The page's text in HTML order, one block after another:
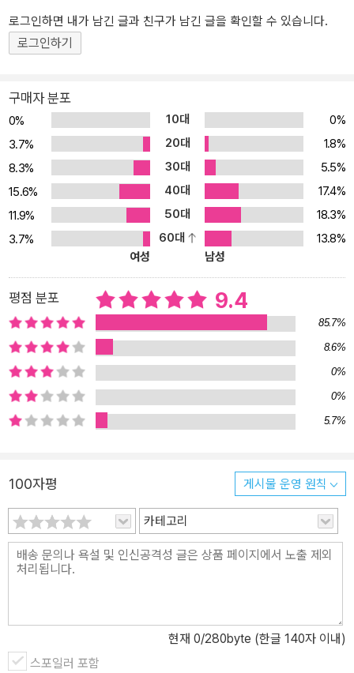
자 해설 동양철학의 대가 최진석은 그동안 《도덕경》 《반야심경》 등
을 고유한 통찰을 바탕으로 해석하여, 많은 사람들에게 고유명사로서
의 자세 등을 설파했다. 그가 드디어 자신의 전공 분야인 《장자》에 대
한 깊은 이해를 바탕으로 독자들에게 장자 사상의 정수를 알기 쉽게
설명한다. 철기가 산업에 투입되면서 신과 하늘에 의존하던 세상은
완전히 뒤바뀌게 되었다. 인간이 중요해지고, 인간의 생각이 세상을
움직이기 시작하게 된 것이다. 저자는 장자라는 철학가와 그의 저작
에 대한 온전한 이해를 위해 그 역사적 맥락과 배경, 철학사적 의미,
사상의 핵심과 닿아 있는 장자의 인간적 면모 등을 차근히 훑는다. 특
히 저자는 '동양철학'이라는 것으로 뭉뚱그려 많은 사람들이 헷갈리는
공자, 맹자, 노자 등과 장자의 차이점을 '기(氣)'라는 범주를 통해 짚
어준다. 시간과 운동, 즉 그로 인한 변화가 중요한 개념인 장자 사상의
특징을 알려주고, 여타 고전과는 다른 《장자》만의 특별한 서술 방식
에 대한 이해를 돕는다. 저자는 단순히 《장자》를 해석하는 것에 그치
지 않는다. 《삶의 실력, 장자》는 장자 사상에 총체적으로 접근하는 가
장 종합적인 해설서다. "세상을 비스듬하게 다루는 이야기의 힘" 지적
이고 강력한 장자 철학의 풍격 《장자》는 총 33편으로 이루어진 방대
한 책으로, 책의 가장 큰 특징으로는 '이야기'를 꼽을 수 있다. 즉 장자
는 책의 90퍼센트에 달하는 부분에서 말하고자 하는 바를 직접 말하
자》 중에서도 장자 철학의 진수를 설명할 수 있는 주요 부분을 원문과
함께 읽으면서, 그 행간에 숨은 장자의 진짜 의도를 전달한다. 《장자》
의 가장 앞에 나오는 〈소요유〉 편에는 '곤'이라는 작은 물고기가 거대
한 바다에서 몇천 리나 되는 크기로 자라나 회오리바람을 타고 튀어
올라 '대붕'으로 바뀌는 이야기가 나온다. 이 이야기는 얼핏 허무맹랑
하의 신 '하백'과 바다의 신 '북해약'의 대화를 통해, 자신이 작고 보잘
것 없는 존재라는 사실보다 스스로 그것을 깨닫고 그 이후 자신의 함
량을 키우려는 태도가 더 중요하다는 것을 말한다. 자신이 좋아하는
로그인하면 내가 남긴 글과 친구가 남긴 글을 확인할 수 있습니다.
로그인하기
구매자 분포
0% 10대
0%
3.7%
20대
1.8%
8.3%
30대
5.5%
15.6%
40대
17.4%
11.9%
50대
18.3%
3.7%
60대
13.8%
여성
남성
평점 분포 9.4
85.7%
8.6%
0%
0%
5.7%
100자평 게시물 운영 원칙
카테고리
현재 0/280byte (한글 140자 이내)
스포일러 포함